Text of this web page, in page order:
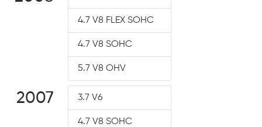
4.7 V8 FLEX SOHC
4.7 V8 SOHC
5.7 V8 OHV
2007 3.7 V6
4.7 V8 SOHC